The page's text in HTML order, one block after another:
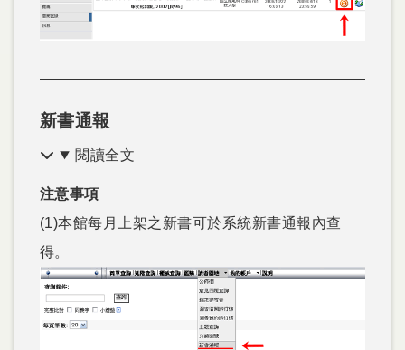
新書通報
閱讀全文
注意事項
(1)本館每月上架之新書可於系統新書通報內查
得。